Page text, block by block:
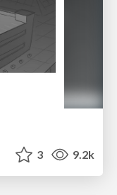
3 9.2k